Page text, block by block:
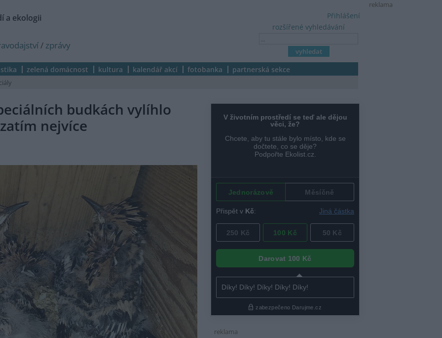
reklama
a ekologii
/ zprávy
rozšířené vyhledávání
Přihlášení
zelená domácnost kultura kalendář akcí fotobanka partnerská sekce
budkách vylíhlo
nejvíce
reklama